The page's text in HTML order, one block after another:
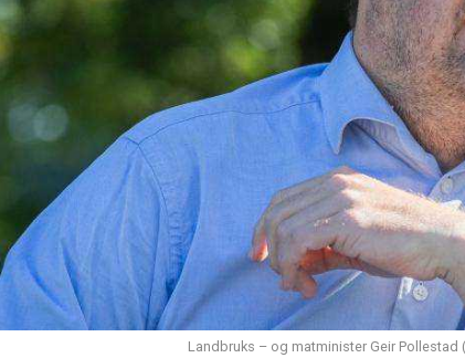
Landbruks – og matminister Geir Pollestad